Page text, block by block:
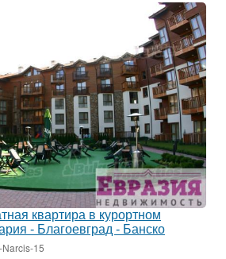
квартира в курортном
- Благоевград - Банско
15